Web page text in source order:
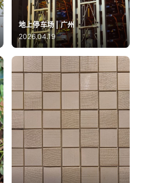
地上停车场 | 广州
2026.04.19